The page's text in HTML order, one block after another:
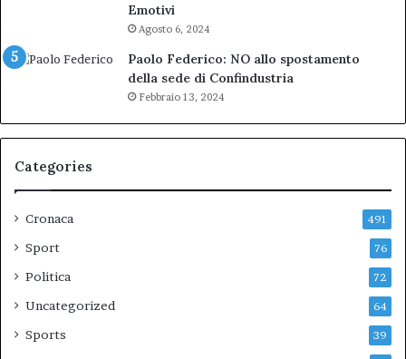
Emotivi
Agosto 6, 2024
Paolo Federico: NO allo spostamento
della sede di Confindustria
Febbraio 13, 2024
Categories
Cronaca 491
Sport 76
Politica 72
Uncategorized 64
Sports 39